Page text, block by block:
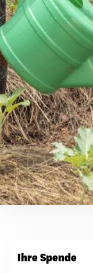
Ihre Spende